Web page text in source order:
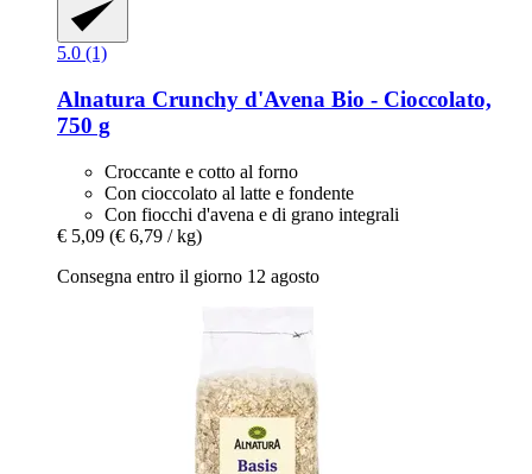
5.0 (1)
Alnatura Crunchy d'Avena Bio -​ Cioccolato,
750 g
Croccante e cotto al forno
Con cioccolato al latte e fondente
Con fiocchi d'avena e di grano integrali
€ 5,09 (€ 6,79 / kg)
Consegna entro il giorno 12 agosto